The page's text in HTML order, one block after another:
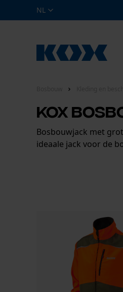
NL
KOX
Bosbouwjack met
ideaale jack voor de